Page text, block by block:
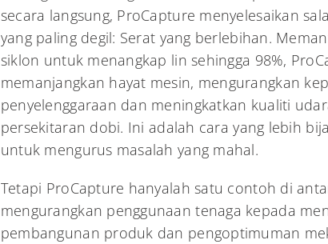
secara langsung, ProCapture menyelesaikan
yang paling degil: Serat yang berlebihan.
siklon untuk menangkap lin sehingga 98%,
memanjangkan hayat mesin, mengurangkan
penyelenggaraan dan meningkatkan kualiti
persekitaran dobi. Ini adalah cara yang lebih
untuk mengurus masalah yang mahal.
Tetapi ProCapture hanyalah satu contoh di
mengurangkan penggunaan tenaga kepada
pembangunan produk dan pengoptimuman